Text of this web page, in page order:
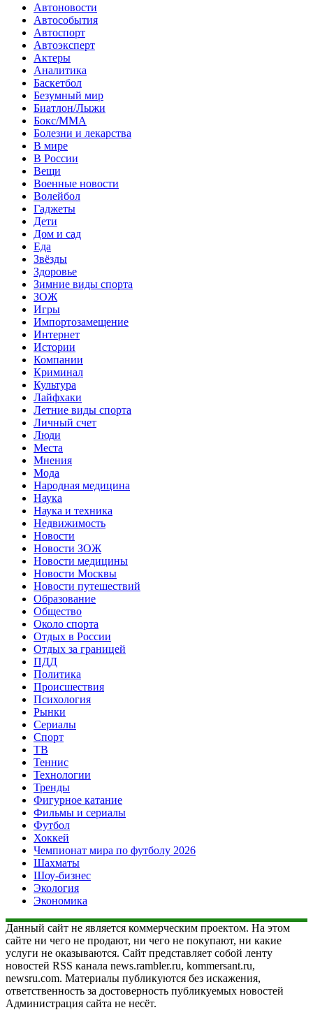
Автоновости
Автособытия
Автоспорт
Автоэксперт
Актеры
Аналитика
Баскетбол
Безумный мир
Биатлон/Лыжи
Бокс/MMA
Болезни и лекарства
В мире
В России
Вещи
Военные новости
Волейбол
Гаджеты
Дети
Дом и сад
Еда
Звёзды
Здоровье
Зимние виды спорта
ЗОЖ
Игры
Импортозамещение
Интернет
Истории
Компании
Криминал
Культура
Лайфхаки
Летние виды спорта
Личный счет
Люди
Места
Мнения
Мода
Народная медицина
Наука
Наука и техника
Недвижимость
Новости
Новости ЗОЖ
Новости медицины
Новости Москвы
Новости путешествий
Образование
Общество
Около спорта
Отдых в России
Отдых за границей
ПДД
Политика
Происшествия
Психология
Рынки
Сериалы
Спорт
ТВ
Теннис
Технологии
Тренды
Фигурное катание
Фильмы и сериалы
Футбол
Хоккей
Чемпионат мира по футболу 2026
Шахматы
Шоу-бизнес
Экология
Экономика
Данный сайт не является коммерческим проектом. На этом
сайте ни чего не продают, ни чего не покупают, ни какие
услуги не оказываются. Сайт представляет собой ленту
новостей RSS канала news.rambler.ru, kommersant.ru,
newsru.com. Материалы публикуются без искажения,
ответственность за достоверность публикуемых новостей
Администрация сайта не несёт.